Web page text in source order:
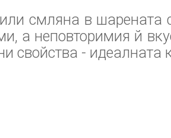
смляна в шарената
а неповторимия й
свойства - идеалната